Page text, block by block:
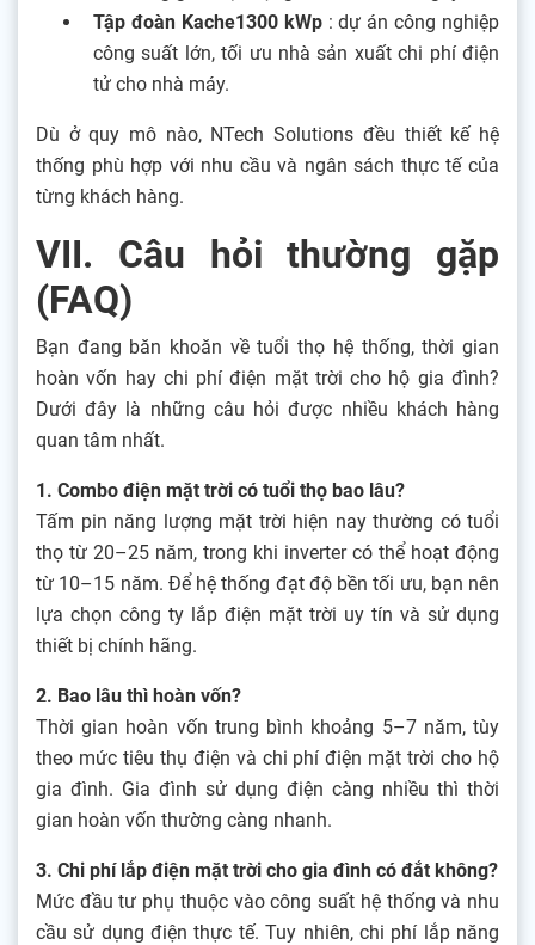
Tập đoàn Kache1300 kWp: dự áncông nghiệp
công suất lớn, tối ưu nhà sản xuất chi phí điện
tử cho nhà máy.
Dù ở quy mô nào, NTech Solutions đều thiết kế hệ
thống phù hợp với nhu cầu và ngân sách thực tế của
từng khách hàng.
VII. Câu hỏi thường gặp
(FAQ)
Bạn đang băn khoăn về tuổi thọ hệ thống, thời gian
hoàn vốn hay chi phí điện mặt trời cho hộ gia đình?
Dưới đây là những câu hỏi được nhiều khách hàng
quan tâm nhất.
1. Combo điện mặt trời có tuổi thọ bao lâu?
Tấm pin năng lượng mặt trời hiện nay thường có tuổi
thọ từ 20–25 năm, trong khi inverter có thể hoạt động
từ 10–15 năm. Để hệ thống đạt độ bền tối ưu, bạn nên
lựa chọn công ty lắp điện mặt trời uy tín và sử dụng
thiết bị chính hãng.
2. Bao lâu thì hoàn vốn?
Thời gian hoàn vốn trung bình khoảng 5–7 năm, tùy
theo mức tiêu thụ điện và chi phí điện mặt trời cho hộ
gia đình. Gia đình sử dụng điện càng nhiều thì thời
gian hoàn vốn thường càng nhanh.
3. Chi phí lắp điện mặt trời cho gia đình có đắt không?
Mức đầu tư phụ thuộc vào công suất hệ thống và nhu
cầu sử dụng điện thực tế. Tuy nhiên, chi phí lắp năng